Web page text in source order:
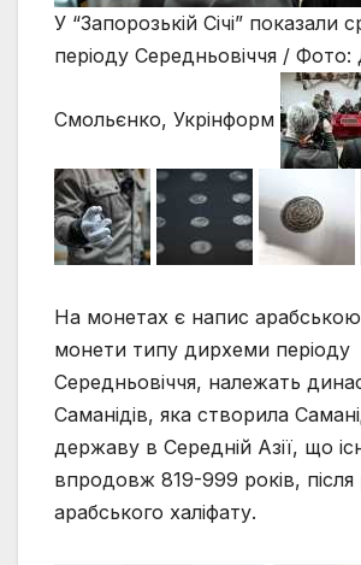
У “Запорозькій Січі” показали
періоду Середньовіччя /
Смольєнко, Укрінформ
На монетах є напис
монети типу дирхеми періоду
Середньовіччя, належать
Саманідів, яка створила
державу в Середній Азії, що
впродовж 819-999 років,
арабського халіфату.